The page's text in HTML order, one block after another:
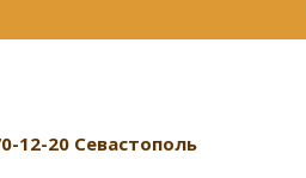
12-20 Севастополь